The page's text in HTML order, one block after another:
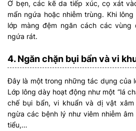
Ở bẹn, các kẽ da tiếp xúc, cọ xát
mẩn ngứa hoặc nhiễm trùng. Khi
lớp màng đệm ngăn cách các vùng
ngứa rát.
4. Ngăn chặn bụi bẩn và vi
Đây là một trong những tác dụng của
Lớp lông dày hoạt động như một “lá
chế bụi bẩn, vi khuẩn và dị vật
ngừa các bệnh lý như viêm nhiễm
tiểu,…